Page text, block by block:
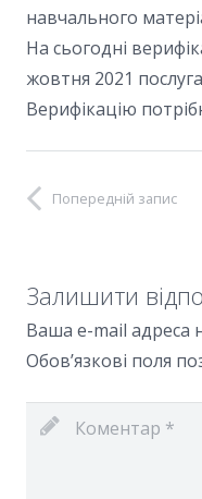
навчального
На сьогодні
жовтня 2021
Верифікацію
Попередній запис
Залишити
Ваша e-mail адреса
Обов’язкові поля